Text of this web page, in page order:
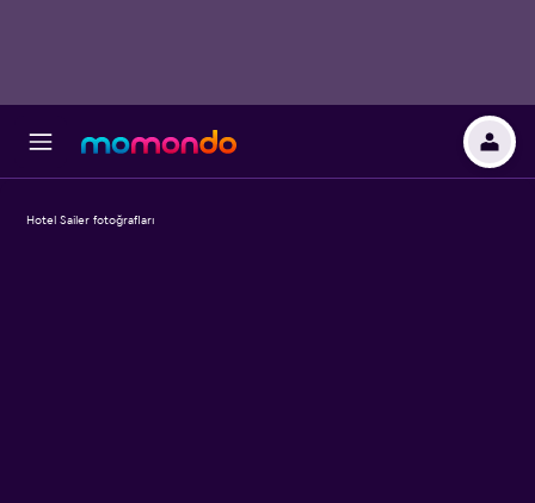
Hotel Sailer fotoğrafları